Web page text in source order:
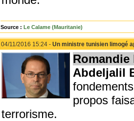
Source : Le Calame (Mauritanie)
04/11/2016 15:24 - Un ministre tunisien limogé
Abdeljalil
propos
terrorisme.